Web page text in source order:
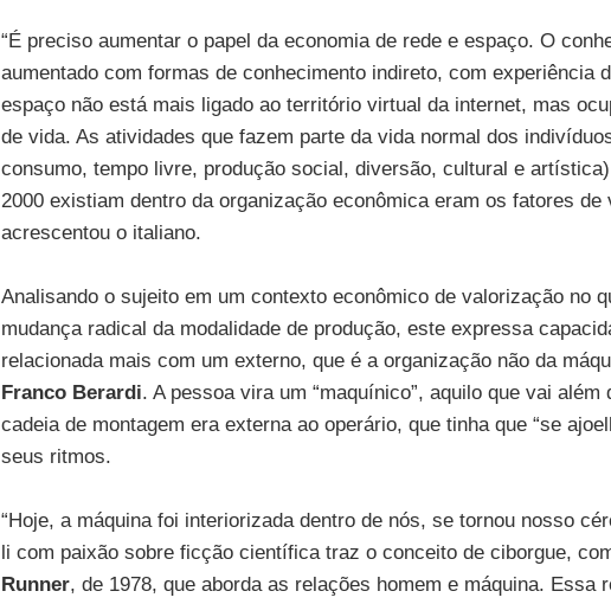
“É preciso aumentar o papel da economia de rede e espaço. O
aumentado com formas de conhecimento indireto, com experiência
espaço não está mais ligado ao território virtual da internet, mas
de vida. As atividades que fazem parte da vida normal dos
consumo, tempo livre, produção social, diversão, cultural e
2000 existiam dentro da organização econômica eram os fatores de
acrescentou o italiano.
Analisando o sujeito em um contexto econômico de valorização no
mudança radical da modalidade de produção, este expressa
relacionada mais com um externo, que é a organização não da
Franco Berardi. A pessoa vira um “maquínico”, aquilo que vai além
cadeia de montagem era externa ao operário, que tinha que “se
seus ritmos.
“Hoje, a máquina foi interiorizada dentro de nós, se tornou nosso
li com paixão sobre ficção científica traz o conceito de ciborgue,
Runner, de 1978, que aborda as relações homem e máquina. Essa